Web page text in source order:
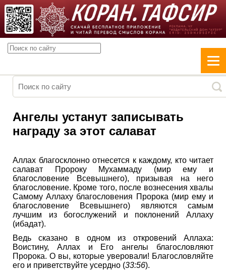
Ангелы устанут записывать
награду за этот салават
Аллах благосклонно отнесется к каждому, кто читает
салават Пророку Мухаммаду (мир ему и
благословение Всевышнего), призывая на него
благословение. Кроме того, после вознесения хвалы
Самому Аллаху благословения Пророка (мир ему и
благословение Всевышнего) являются самым
лучшим из богослужений и поклонений Аллаху
(ибадат).
Ведь сказано в одном из откровений Аллаха:
Воистину, Аллах и Его ангелы благословляют
Пророка. О вы, которые уверовали! Благословляйте
его и приветствуйте усердно (33:56).